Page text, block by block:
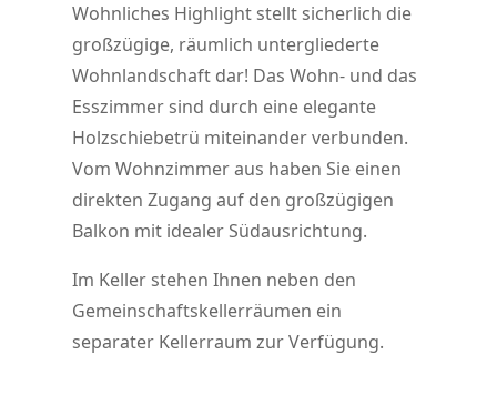
Wohnliches Highlight stellt sicherlich die
großzügige, räumlich untergliederte
Wohnlandschaft dar! Das Wohn- und das
Esszimmer sind durch eine elegante
Holzschiebetrü miteinander verbunden.
Vom Wohnzimmer aus haben Sie einen
direkten Zugang auf den großzügigen
Balkon mit idealer Südausrichtung.
Im Keller stehen Ihnen neben den
Gemeinschaftskellerräumen ein
separater Kellerraum zur Verfügung.